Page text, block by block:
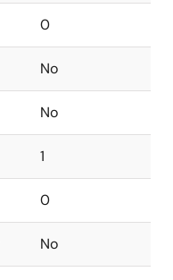
0
No
No
1
0
No